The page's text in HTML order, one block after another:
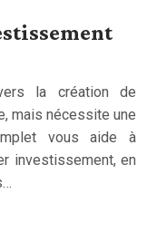
la création de
mais nécessite une
vous aide à
investissement, en